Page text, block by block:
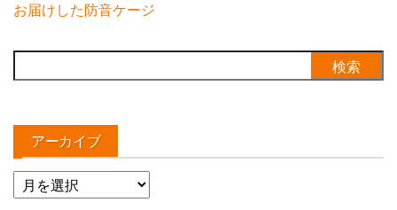
お届けした防音ケージ
索:
アーカイブ
ア
ー